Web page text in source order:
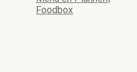
Foodbox